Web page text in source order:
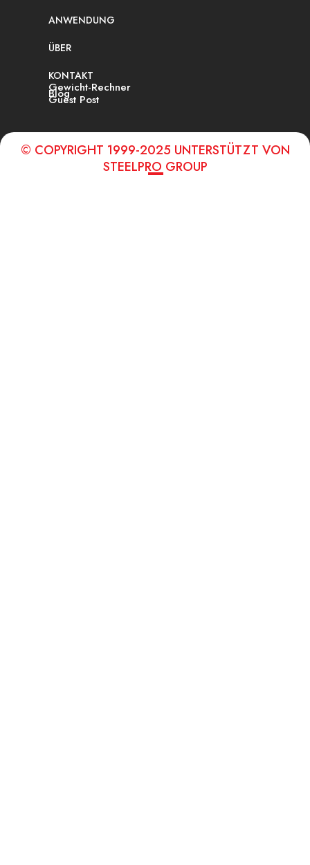
ANWENDUNG
ÜBER
KONTAKT
Gewicht-Rechner
Blog
Guest Post
© COPYRIGHT 1999-2025 UNTERSTÜTZT VON
STEELPRO GROUP